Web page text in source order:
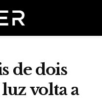
de dois
volta a